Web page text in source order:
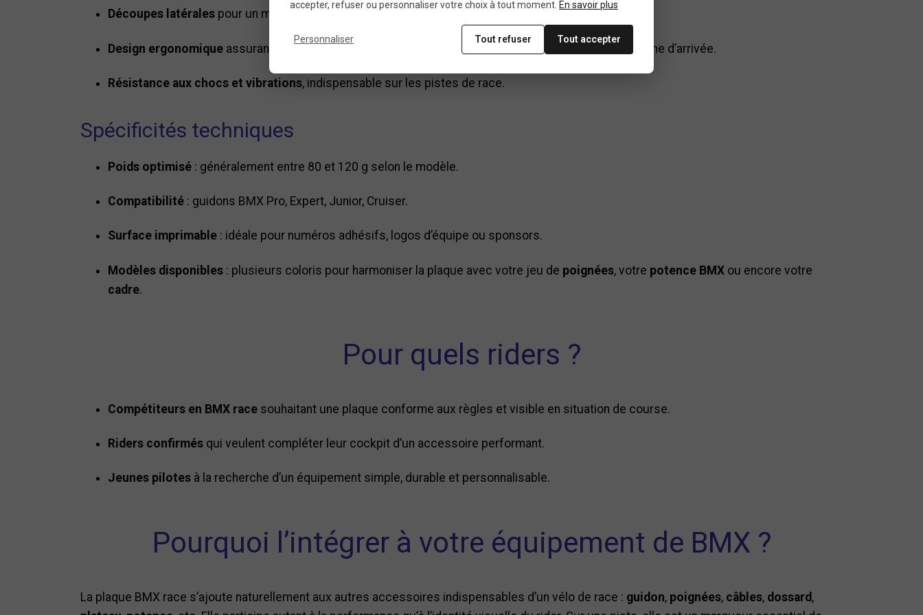
Découpes latérales pour un meilleur passage d’air et une réduction de la prise au vent.
Design ergonomique assurant une parfaite visibilité du numéro depuis la grille de départ jusqu’à la ligne d’arrivée.
Résistance aux chocs et vibrations, indispensable sur les pistes de race.
Spécificités techniques
Poids optimisé : généralement entre 80 et 120 g selon le modèle.
Compatibilité : guidons BMX Pro, Expert, Junior, Cruiser.
Surface imprimable : idéale pour numéros adhésifs, logos d’équipe ou sponsors.
Modèles disponibles : plusieurs coloris pour harmoniser la plaque avec votre jeu de poignées, votre potence BMX ou encore votre
cadre.
Pour quels riders ?
Compétiteurs en BMX race souhaitant une plaque conforme aux règles et visible en situation de course.
Riders confirmés qui veulent compléter leur cockpit d’un accessoire performant.
Jeunes pilotes à la recherche d’un équipement simple, durable et personnalisable.
Pourquoi l’intégrer à votre équipement de BMX ?
La plaque BMX race s’ajoute naturellement aux autres accessoires indispensables d’un vélo de race : guidon, poignées, câbles, dossard ,
accepter, refuser ou personnaliser votre choix à tout moment. En savoir plus
Personnaliser Tout refuser Tout accepter